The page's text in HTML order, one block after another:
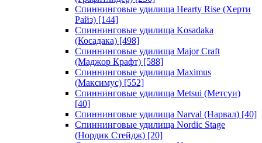
Спиннинговые удилища Hearty Rise (Херти
Райз) [144]
Спиннинговые удилища Kosadaka
(Косадака) [498]
Спиннинговые удилища Major Craft
(Маджор Крафт) [588]
Спиннинговые удилища Maximus
(Максимус) [552]
Спиннинговые удилища Metsui (Метсуи)
[40]
Спиннинговые удилища Narval (Нарвал) [40]
Спиннинговые удилища Nordic Stage
(Нордик Стейдж) [20]